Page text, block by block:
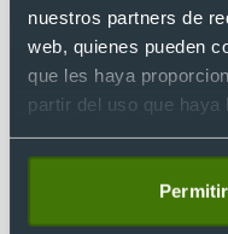
nuestros partners de
web, quienes pueden
que les haya
partir del uso que haya
Accesorios de viaje